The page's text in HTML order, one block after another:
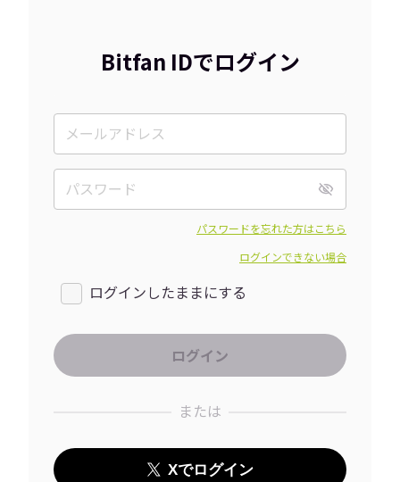
Bitfan IDでログイン
パスワードを忘れた方はこちら
ログインできない場合
ログインしたままにする
または
Xでログイン